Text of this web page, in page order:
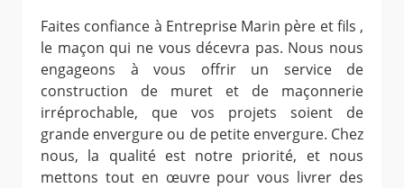
Faites confiance à Entreprise Marin père et fils ,
le maçon qui ne vous décevra pas. Nous nous
engageons à vous offrir un service de
construction de muret et de maçonnerie
irréprochable, que vos projets soient de
grande envergure ou de petite envergure. Chez
nous, la qualité est notre priorité, et nous
mettons tout en œuvre pour vous livrer des